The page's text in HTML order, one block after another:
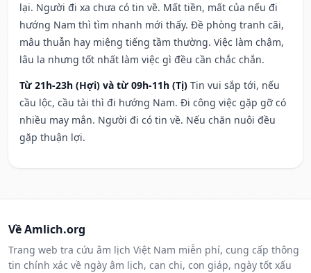
lại. Người đi xa chưa có tin về. Mất tiền, mất của nếu đi
hướng Nam thì tìm nhanh mới thấy. Đề phòng tranh cãi,
mâu thuẫn hay miệng tiếng tầm thường. Việc làm chậm,
lâu la nhưng tốt nhất làm việc gì đều cần chắc chắn.
Từ 21h-23h (Hợi) và từ 09h-11h (Tị) Tin vui sắp tới, nếu
cầu lộc, cầu tài thì đi hướng Nam. Đi công việc gặp gỡ có
nhiều may mắn. Người đi có tin về. Nếu chăn nuôi đều
gặp thuận lợi.
Về Amlich.org
Trang web tra cứu âm lịch Việt Nam miễn phí, cung cấp thông
tin chính xác về ngày âm lịch, can chi, con giáp, ngày tốt xấu